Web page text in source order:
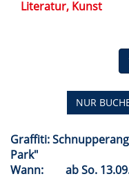
Literatur, Kunst
NUR
Graffiti:
Park"
Wann:
abSo.